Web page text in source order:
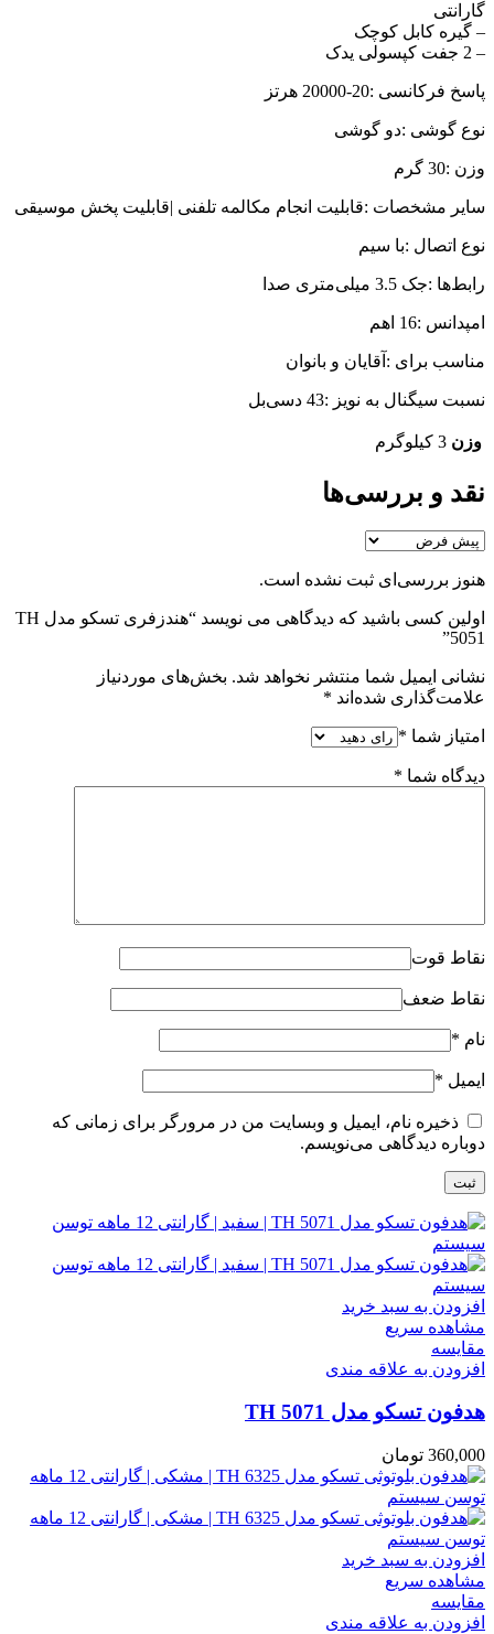
گارانتی
– گیره کابل کوچک
– 2 جفت کپسولی یدک
پاسخ فرکانسی :20-20000 هرتز
نوع گوشی :دو گوشی
وزن :30 گرم
سایر مشخصات :قابلیت انجام مکالمه تلفنی |قابلیت پخش موسیقی
نوع اتصال :با سیم
رابط‌ها :جک 3.5 میلی‌متری صدا
امپدانس :16 اهم
مناسب برای :آقایان و بانوان
نسبت سیگنال به نویز :43 دسی‌بل
وزن 3 کیلوگرم
نقد و بررسی‌ها
هنوز بررسی‌ای ثبت نشده است.
اولین کسی باشید که دیدگاهی می نویسد “هندزفری تسکو مدل TH
5051”
نشانی ایمیل شما منتشر نخواهد شد. بخش‌های موردنیاز
علامت‌گذاری شده‌اند *
امتیاز شما *
دیدگاه شما *
نقاط قوت
نقاط ضعف
نام *
ایمیل *
ذخیره نام، ایمیل و وبسایت من در مرورگر برای زمانی که
دوباره دیدگاهی می‌نویسم.
افزودن به سبد خرید
مشاهده سریع
مقایسه
افزودن به علاقه مندی
هدفون تسکو مدل TH 5071
360,000 تومان
افزودن به سبد خرید
مشاهده سریع
مقایسه
افزودن به علاقه مندی